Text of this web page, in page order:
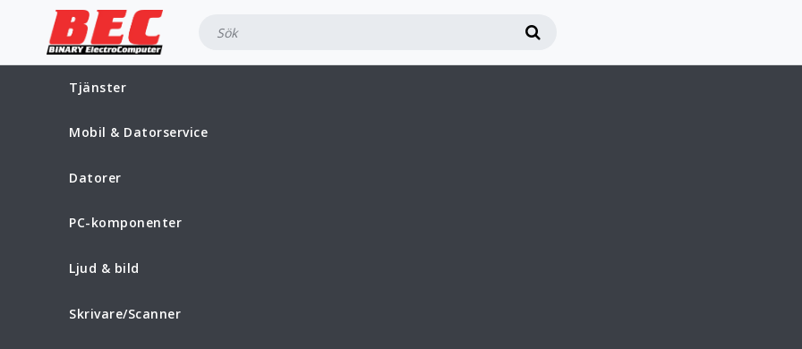
Tjänster
Mobil & Datorservice
Datorer
PC-komponenter
Ljud & bild
Skrivare/Scanner